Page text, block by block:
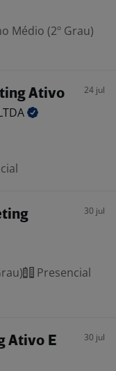
Médio (2º Grau)
Ativo 24 jul
30 jul
Presencial
Ativo E
30 jul